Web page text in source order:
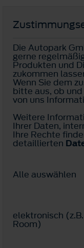
Die Autopark
gerne
Produkten und
zukommen
Wenn Sie dem
bitte aus, ob
von uns
Weitere
Ihrer Daten,
Ihre Rechte
detaillierten
Alle auswählen
elektronisch
Room)